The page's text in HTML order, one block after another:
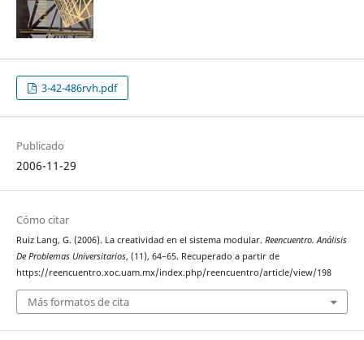
3-42-486rvh.pdf
Publicado
2006-11-29
Cómo citar
Ruiz Lang, G. (2006). La creatividad en el sistema modular. Reencuentro. Análisis
De Problemas Universitarios, (11), 64–65. Recuperado a partir de
https://reencuentro.xoc.uam.mx/index.php/reencuentro/article/view/198
Más formatos de cita